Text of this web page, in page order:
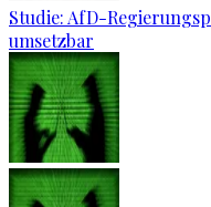
Studie: AfD-
umsetzbar